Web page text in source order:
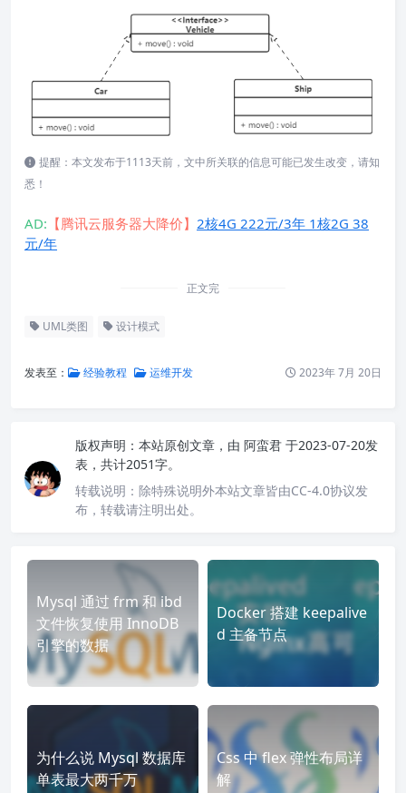
提醒：本文发布于1113天前，文中所关联的信息可能已发生改变，请知
悉！
AD: 【腾讯云服务器大降价】 2核4G 222元/3年 1核2G 38
元/年
正文完
UML类图 设计模式
发表至： 经验教程 运维开发 2023年 7月 20日
版权声明： 本站原创文章，由 阿蛮君 于2023-07-20发
表，共计2051字。
转载说明： 除特殊说明外本站文章皆由CC-4.0协议发
布，转载请注明出处。
Mysql 通过 frm 和 ibd
文件恢复使用 InnoDB
引擎的数据
Docker 搭建 keepalive
d 主备节点
为什么说 Mysql 数据库
单表最大两千万
Css 中 flex 弹性布局详
解